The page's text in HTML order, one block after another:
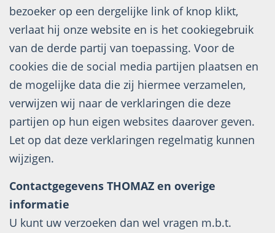
bezoeker op een dergelijke link of knop klikt,
verlaat hij onze website en is het cookiegebruik
van de derde partij van toepassing. Voor de
cookies die de social media partijen plaatsen en
de mogelijke data die zij hiermee verzamelen,
verwijzen wij naar de verklaringen die deze
partijen op hun eigen websites daarover geven.
Let op dat deze verklaringen regelmatig kunnen
wijzigen.
Contactgegevens THOMAZ en overige
informatie
U kunt uw verzoeken dan wel vragen m.b.t.